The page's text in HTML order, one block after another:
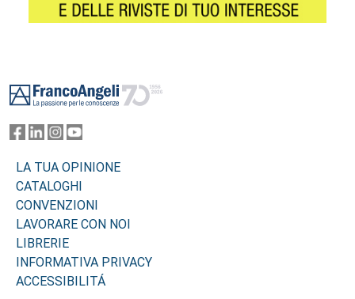
LA TUA OPINIONE
CATALOGHI
CONVENZIONI
LAVORARE CON NOI
LIBRERIE
INFORMATIVA PRIVACY
ACCESSIBILITÁ